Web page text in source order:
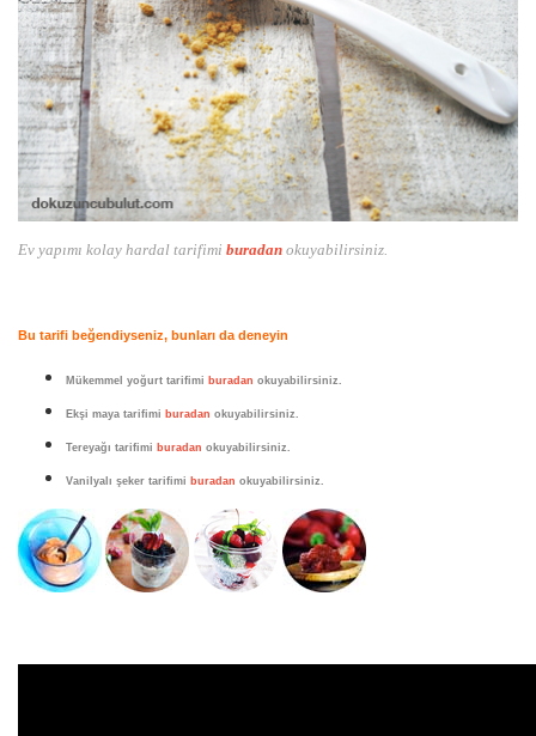
Ev yapımı kolay hardal tarifimi buradan okuyabilirsiniz.
Bu tarifi beğendiyseniz, bunları da deneyin
Mükemmel yoğurt tarifimi buradan okuyabilirsiniz.
Ekşi maya tarifimi buradan okuyabilirsiniz.
Tereyağı tarifimi buradan okuyabilirsiniz.
Vanilyalı şeker tarifimi buradan okuyabilirsiniz.